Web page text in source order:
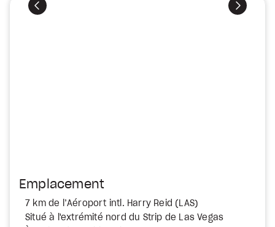
Précédent Suivant
Emplacement
7 km de l’Aéroport intl. Harry Reid (LAS)
Situé à l'extrémité nord du Strip de Las Vegas